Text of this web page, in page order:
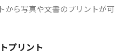
から写真や文書のプリントが可
プリント